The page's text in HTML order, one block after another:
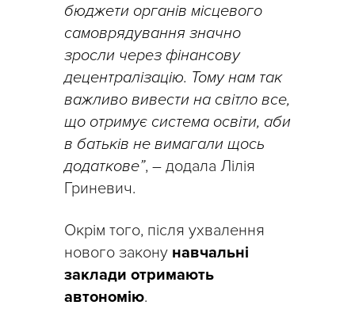
бюджети органів місцевого
самоврядування значно
зросли через фінансову
децентралізацію. Тому нам так
важливо вивести на світло все,
що отримує система освіти, аби
в батьків не вимагали щось
додаткове”, – додала Лілія
Гриневич.
Окрім того, після ухвалення
нового закону навчальні
заклади отримають
автономію.